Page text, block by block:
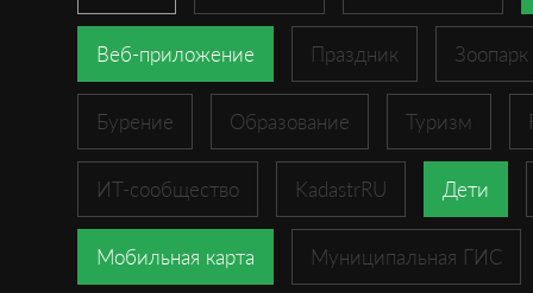
Веб-приложение Праздник Зоопарк
Бурение Образование Туризм
ИТ-сообщество KadastrRU Дети
Мобильная карта Муниципальная ГИС